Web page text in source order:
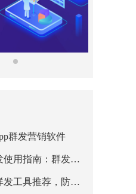
群发营销软件
2025最新WhatsApp群发使用指南：群发限制、风险与安全方案解析
2025年最新WhatsApp群发工具推荐，防封号高送达率方案